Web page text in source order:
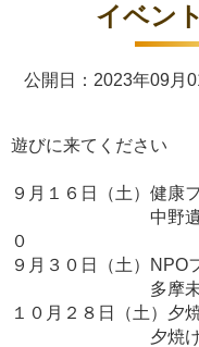
イベン
公開日：2023年09月
遊びに来てください
９月１６日（土）健康
中野遺跡公園に
０
９月３０日（土）NPO
多摩未来メッセ
１０月２８日（土）夕
夕焼けの